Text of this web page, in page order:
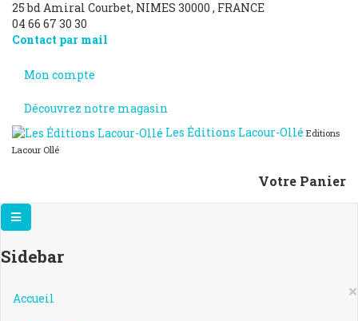
25 bd Amiral Courbet, NIMES 30000 , FRANCE
04 66 67 30 30
Contact par mail
Mon compte
Découvrez notre magasin
Les Éditions Lacour-Ollé Editions
Lacour Ollé
Votre Panier
Sidebar
×
Accueil